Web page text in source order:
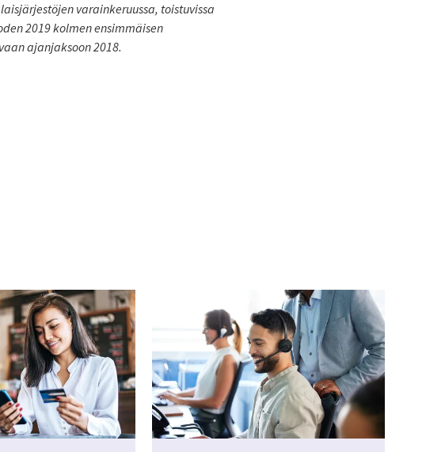
varainkeruussa, toistuvissa
2019 kolmen ensimmäisen
ajanjaksoon 2018.